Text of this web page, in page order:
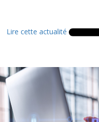
Lire cette actualité